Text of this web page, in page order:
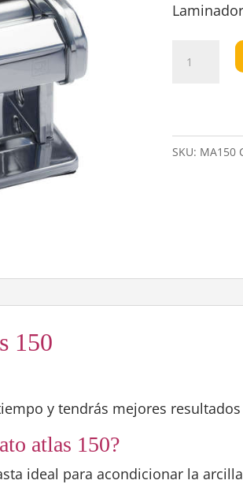
marcato
cantidad
SKU: MA150
150
y tendrás mejores
atlas 150?
ideal para acondicionar la